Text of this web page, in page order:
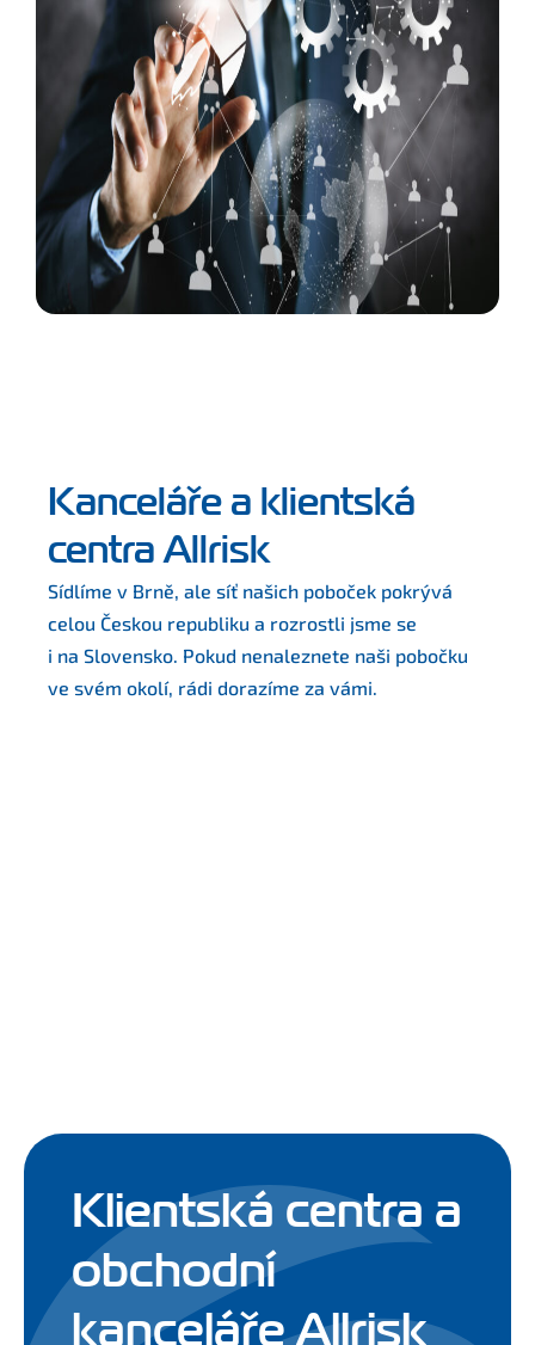
Kanceláře a klientská
centra Allrisk
Sídlíme v Brně, ale síť našich poboček pokrývá
celou Českou republiku a rozrostli jsme se
i na Slovensko. Pokud nenaleznete naši pobočku
ve svém okolí, rádi dorazíme za vámi.
Klientská centra a
obchodní
kanceláře Allrisk